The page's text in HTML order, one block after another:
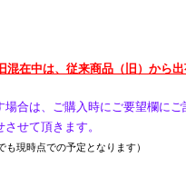
混在中は、従来商品（旧）から出
合は、ご購入時にご要望欄にご
せて頂きます。
も現時点での予定となります）